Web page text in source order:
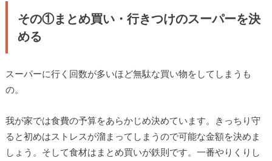
その①まとめ買い・行きつけのスーパーを決
める
スーパーに行く回数が多いほど無駄な買い物をしてしまうも
の。
我が家では食費の予算をあらかじめ決めています。きっちり守
ると初めはストレスが溜まってしまうので可能な金額を決めま
しょう。そして食材はまとめ買いが鉄則です。一番やりくりし